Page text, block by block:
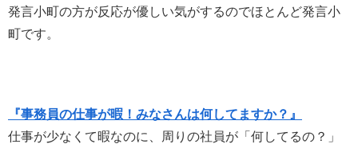
発言小町の方が反応が優しい気がするのでほとんど発言小
町です。
『事務員の仕事が暇！みなさんは何してますか？』
仕事が少なくて暇なのに、周りの社員が「何してるの？」